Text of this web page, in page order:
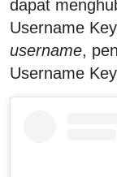
dapat
Username
username,
Username